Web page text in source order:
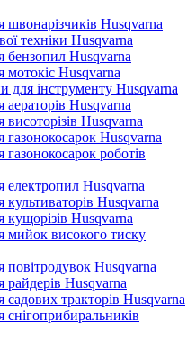
швонарізчиків Husqvarna
техніки Husqvarna
бензопил Husqvarna
мотокіс Husqvarna
для інструменту Husqvarna
аераторів Husqvarna
Husqvarna
газонокосарок Husqvarna
роботів
електропил Husqvarna
культиваторів Husqvarna
кущорізів Husqvarna
мийок високого тиску
повітродувок Husqvarna
райдерів Husqvarna
садових тракторів Husqvarna
снігоприбиральників